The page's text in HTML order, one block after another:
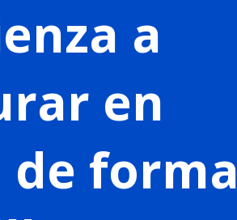
a
en
de forma